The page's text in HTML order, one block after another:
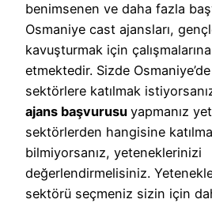
benimsenen ve daha fazla
Osmaniye cast ajansları,
kavuşturmak için
etmektedir. Sizde
sektörlere katılmak
ajans başvurusu yapmanız
sektörlerden hangisine
bilmiyorsanız, yeteneklerinizi
değerlendirmelisiniz.
sektörü seçmeniz sizin için